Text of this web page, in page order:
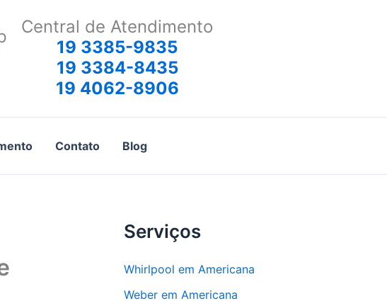
Central de Atendimento
19 3385-9835
19 3384-8435
19 4062-8906
Contato Blog
Serviços
Whirlpool em Americana
Weber em Americana